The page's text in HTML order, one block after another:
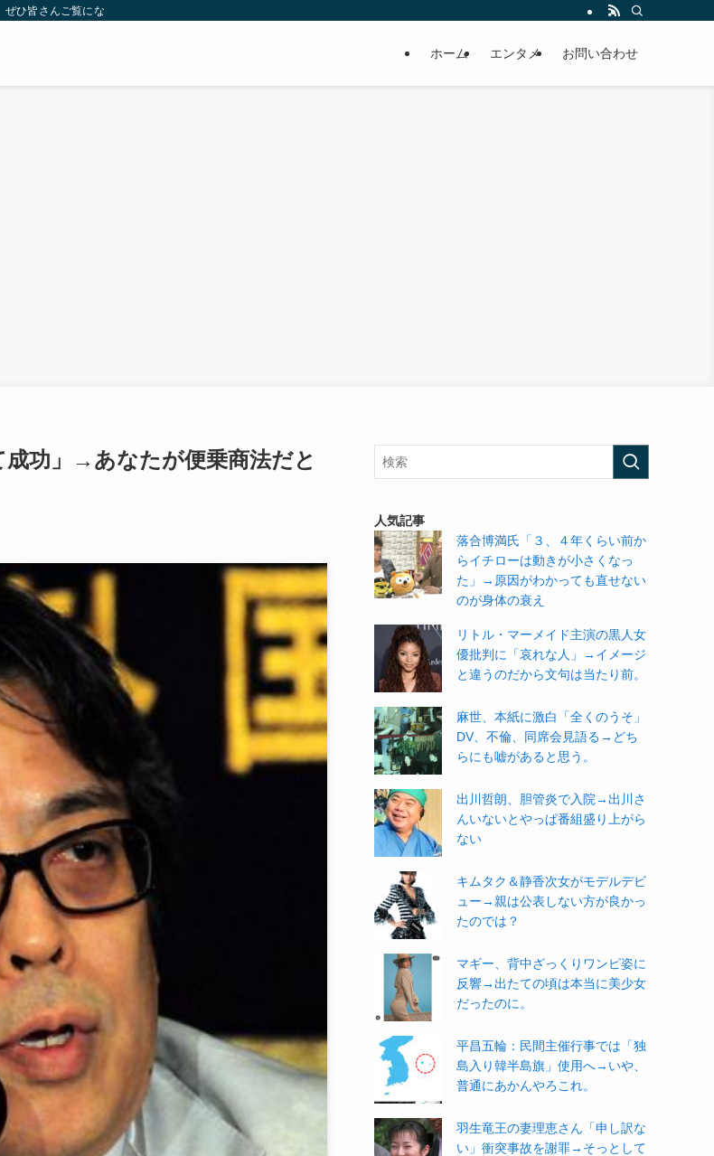
ひ皆さんご覧になっていってください。
ホーム エンタメ お問い合わせ
功」→あなたが便乗商法だと
人気記事
落合博満氏「３、４年くらい前か
らイチローは動きが小さくなっ
た」→原因がわかっても直せない
のが身体の衰え
リトル・マーメイド主演の黒人女
優批判に「哀れな人」→イメージ
と違うのだから文句は当たり前。
麻世、本紙に激白「全くのうそ」
DV、不倫、同席会見語る→どち
らにも嘘があると思う。
出川哲朗、胆管炎で入院→出川さ
んいないとやっぱ番組盛り上がら
ない
キムタク＆静香次女がモデルデビ
ュー→親は公表しない方が良かっ
たのでは？
マギー、背中ざっくりワンピ姿に
反響→出たての頃は本当に美少女
だったのに。
平昌五輪：民間主催行事では「独
島入り韓半島旗」使用へ→いや、
普通にあかんやろこれ。
羽生竜王の妻理恵さん「申し訳な
い」衝突事故を謝罪→そっとして